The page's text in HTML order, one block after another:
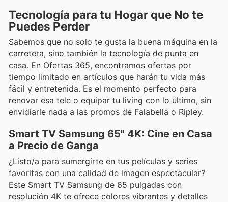
Tecnología para tu Hogar que No te
Puedes Perder
Sabemos que no solo te gusta la buena máquina en la
carretera, sino también la tecnología de punta en
casa. En Ofertas 365, encontramos ofertas por
tiempo limitado en artículos que harán tu vida más
fácil y entretenida. Es el momento perfecto para
renovar esa tele o equipar tu living con lo último, sin
envidiarle nada a las promos de Falabella o Ripley.
Smart TV Samsung 65" 4K: Cine en Casa
a Precio de Ganga
¿Listo/a para sumergirte en tus películas y series
favoritas con una calidad de imagen espectacular?
Este Smart TV Samsung de 65 pulgadas con
resolución 4K te ofrece colores vibrantes y detalles